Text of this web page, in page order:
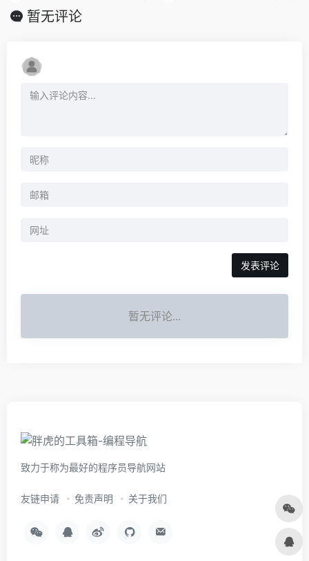
暂无评论
暂无评论...
致力于称为最好的程序员导航网站
友链申请 免责声明 关于我们